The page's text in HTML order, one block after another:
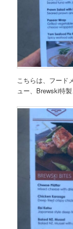
こちらは、 フード
ュー、Brewski特